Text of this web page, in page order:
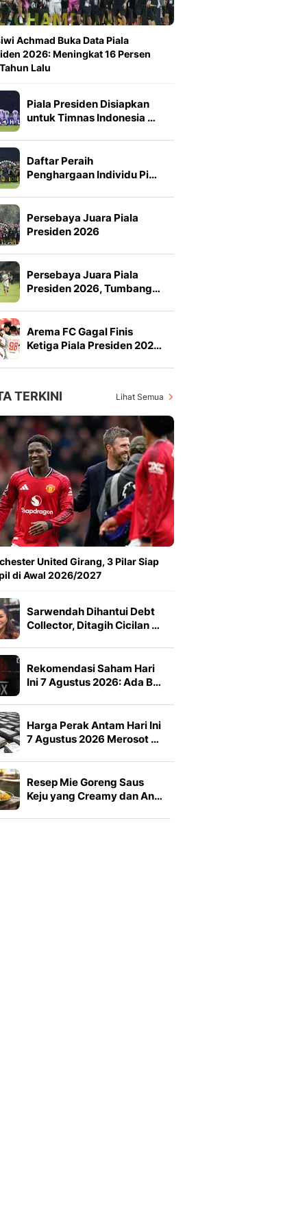
Achmad Buka Data Piala
2026: Meningkat 16 Persen
Lalu
Piala Presiden Disiapkan
untuk Timnas Indonesia …
Daftar Peraih
Penghargaan Individu Pi…
Persebaya Juara Piala
Presiden 2026
Persebaya Juara Piala
Presiden 2026, Tumbang…
Arema FC Gagal Finis
Ketiga Piala Presiden 202…
TERKINI Lihat Semua
United Girang, 3 Pilar Siap
di Awal 2026/2027
Sarwendah Dihantui Debt
Collector, Ditagih Cicilan …
Rekomendasi Saham Hari
Ini 7 Agustus 2026: Ada B…
Harga Perak Antam Hari Ini
7 Agustus 2026 Merosot …
Resep Mie Goreng Saus
Keju yang Creamy dan An…